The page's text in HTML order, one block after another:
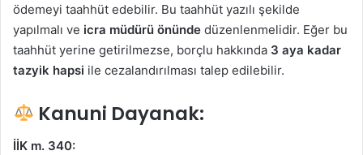
ödemeyi taahhüt edebilir. Bu taahhüt yazılı şekilde
yapılmalı ve icra müdürü önünde düzenlenmelidir. Eğer bu
taahhüt yerine getirilmezse, borçlu hakkında 3 aya kadar
tazyik hapsi ile cezalandırılması talep edilebilir.
Kanuni Dayanak:
İİK m. 340: